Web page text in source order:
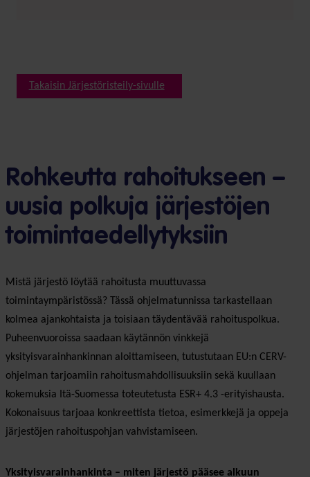
Takaisin Järjestöristeily-sivulle
Rohkeutta rahoitukseen –
uusia polkuja järjestöjen
toimintaedellytyksiin
Mistä järjestö löytää rahoitusta muuttuvassa
toimintaympäristössä? Tässä ohjelmatunnissa tarkastellaan
kolmea ajankohtaista ja toisiaan täydentävää rahoituspolkua.
Puheenvuoroissa saadaan käytännön vinkkejä
yksityisvarainhankinnan aloittamiseen, tutustutaan EU:n CERV-
ohjelman tarjoamiin rahoitusmahdollisuuksiin sekä kuullaan
kokemuksia Itä-Suomessa toteutetusta ESR+ 4.3 -erityishausta.
Kokonaisuus tarjoaa konkreettista tietoa, esimerkkejä ja oppeja
järjestöjen rahoituspohjan vahvistamiseen.
Yksityisvarainhankinta – miten järjestö pääsee alkuun